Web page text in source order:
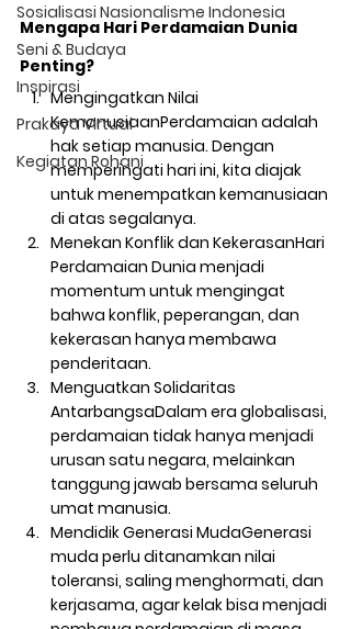
Sosialisasi Nasionalisme Indonesia
Seni & Budaya
Inspirasi
Prakaya Virtual
Kegiatan Rohani
Mengapa Hari Perdamaian Dunia
Penting?
Mengingatkan Nilai
KemanusiaanPerdamaian adalah
hak setiap manusia. Dengan
memperingati hari ini, kita diajak
untuk menempatkan kemanusiaan
di atas segalanya.
Menekan Konflik dan KekerasanHari
Perdamaian Dunia menjadi
momentum untuk mengingat
bahwa konflik, peperangan, dan
kekerasan hanya membawa
penderitaan.
Menguatkan Solidaritas
AntarbangsaDalam era globalisasi,
perdamaian tidak hanya menjadi
urusan satu negara, melainkan
tanggung jawab bersama seluruh
umat manusia.
Mendidik Generasi MudaGenerasi
muda perlu ditanamkan nilai
toleransi, saling menghormati, dan
kerjasama, agar kelak bisa menjadi